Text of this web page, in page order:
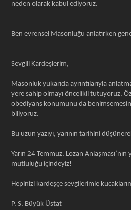
neden olarak kabul ediyoruz.
Ben evrensel Masonluğu anlatırken
Sevgili Kardeşlerim,
Masonluk yukarıda ayrıntılarıyla
yere sahip olmayı öncelikli tutuyoruz.
obediyans konumunu da
biliyoruz.
Bu uzun yazıyı, yarının tarihini
Yarın 24 Temmuz. Lozan
mutluluğu içindeyiz!
Hepinizi kardeşçe sevgilerimle
P. S. Büyük Üstat